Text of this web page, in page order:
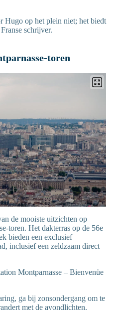
Hugo op het plein niet; het biedt
schrijver.
toren
de mooiste uitzichten op
toren. Het dakterras op de 56e
bieden een exclusief
inclusief een zeldzaam direct
Montparnasse – Bienvenüe
ga bij zonsondergang om te
met de avondlichten.